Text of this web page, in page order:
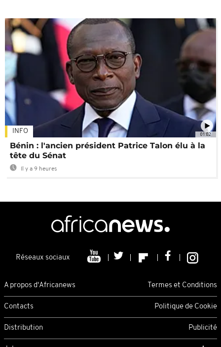
01:02
INFO
Bénin : l'ancien président Patrice Talon élu à la
tête du Sénat
Il y a 9 heures
Réseaux sociaux
A propos d'Africanews Termes et Conditions
Contacts Politique de Cookie
Distribution Publicité